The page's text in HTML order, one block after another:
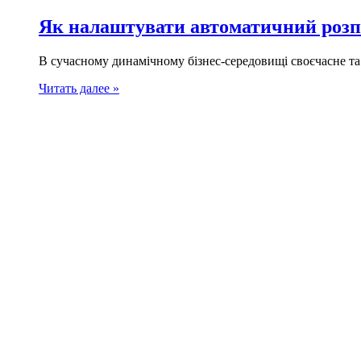
Як налаштувати автоматичний
В сучасному динамічному бізнес-середовищі своєчасне
Читать далее »